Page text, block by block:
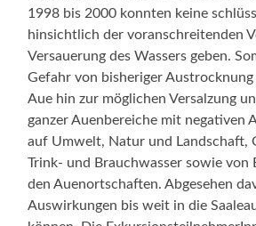
1998 bis 2000 konnten keine
hinsichtlich der voranschreitenden
Versauerung des Wassers geben.
Gefahr von bisheriger
Aue hin zur möglichen Versalzung
ganzer Auenbereiche mit negativen
auf Umwelt, Natur und Landschaft,
Trink- und Brauchwasser sowie von
den Auenortschaften. Abgesehen
Auswirkungen bis weit in die